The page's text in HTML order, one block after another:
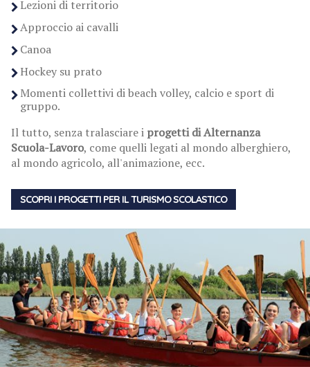
Lezioni di territorio
Approccio ai cavalli
Canoa
Hockey su prato
Momenti collettivi di beach volley, calcio e sport di
gruppo.
Il tutto, senza tralasciare i progetti di Alternanza
Scuola-Lavoro, come quelli legati al mondo alberghiero,
al mondo agricolo, all'animazione, ecc.
SCOPRI I PROGETTI PER IL TURISMO SCOLASTICO